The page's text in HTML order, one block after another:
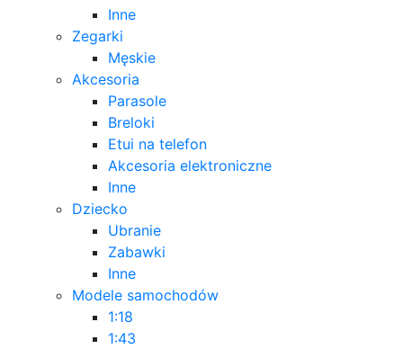
Inne
Zegarki
Męskie
Akcesoria
Parasole
Breloki
Etui na telefon
Akcesoria elektroniczne
Inne
Dziecko
Ubranie
Zabawki
Inne
Modele samochodów
1:18
1:43